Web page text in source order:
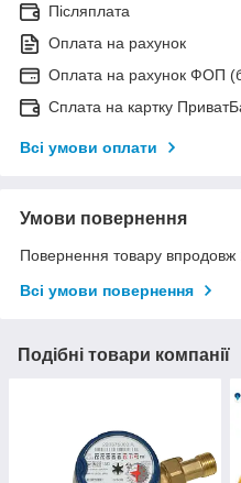
Післяплата
Оплата на рахунок
Оплата на рахунок ФОП
Сплата на картку
Всі умови оплати
Умови повернення
Повернення товару впродовж
Всі умови повернення
Подібні товари компанії